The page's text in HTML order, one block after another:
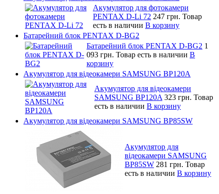
Акумулятор для фотокамери
PENTAX D-Li 72 247 грн. Товар
есть в наличии В корзину
Батарейний блок PENTAX D-BG2
Батарейний блок PENTAX D-BG2 1
093 грн. Товар есть в наличии В
корзину
Акумулятор для відеокамери SAMSUNG BP120A
Акумулятор для відеокамери
SAMSUNG BP120A 323 грн. Товар
есть в наличии В корзину
Акумулятор для відеокамери SAMSUNG BP85SW
Акумулятор для
відеокамери SAMSUNG
BP85SW 281 грн. Товар
есть в наличии В корзину